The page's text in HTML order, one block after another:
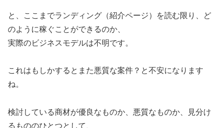
と、ここまでランディング（紹介ページ）を読む限り、ど
のように稼ぐことができるのか、
実際のビジネスモデルは不明です。
これはもしかするとまた悪質な案件？と不安になります
ね。
検討している商材が優良なものか、悪質なものか、
見分け
るもののひとつとして、